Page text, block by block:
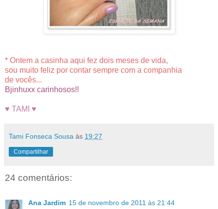
* Ontem a casinha aqui fez dois meses de vida,
sou muito feliz por contar sempre com a companhia
de vocês...
Bjinhuxx carinhosos!!
♥ TAMI ♥
Tami Fonseca Sousa às 19:27
Compartilhar
24 comentários:
Ana Jardim 15 de novembro de 2011 às 21:44